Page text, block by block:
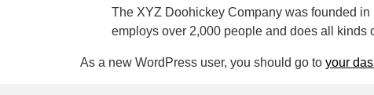
The XYZ Doohickey Company was founded
employs over 2,000 people and does all kinds
As a new WordPress user, you should go to your